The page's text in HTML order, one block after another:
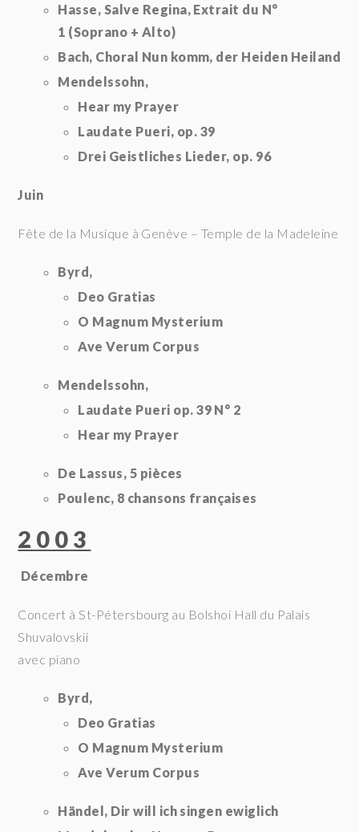
Hasse, Salve Regina, Extrait du N°
1 (Soprano + Alto)
Bach, Choral Nun komm, der Heiden Heiland
Mendelssohn,
Hear my Prayer
Laudate Pueri, op. 39
Drei Geistliches Lieder, op. 96
Juin
Fête de la Musique à Genève – Temple de la Madeleine
Byrd,
Deo Gratias
O Magnum Mysterium
Ave Verum Corpus
Mendelssohn,
Laudate Pueri op. 39 N° 2
Hear my Prayer
De Lassus, 5 pièces
Poulenc, 8 chansons françaises
2003
Décembre
Concert à St-Pétersbourg au Bolshoi Hall du Palais
Shuvalovskii
avec piano
Byrd,
Deo Gratias
O Magnum Mysterium
Ave Verum Corpus
Händel, Dir will ich singen ewiglich